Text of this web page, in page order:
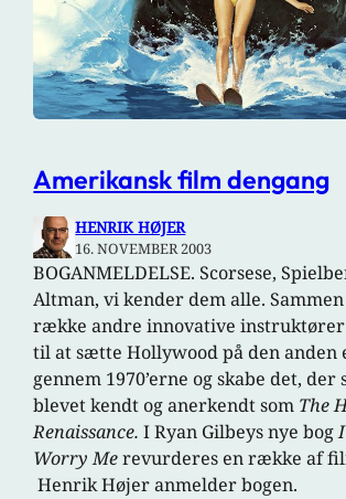
Amerikansk film dengang
HENRIK HØJER
16. NOVEMBER 2003
BOGANMELDELSE. Scorsese,
Altman, vi kender dem alle.
række andre innovative
til at sætte Hollywood på den anden
gennem 1970’erne og skabe det, der
blevet kendt og anerkendt som The
Renaissance. I Ryan Gilbeys nye bog
Worry Merevurderes en række af
Henrik Højer anmelder bogen.